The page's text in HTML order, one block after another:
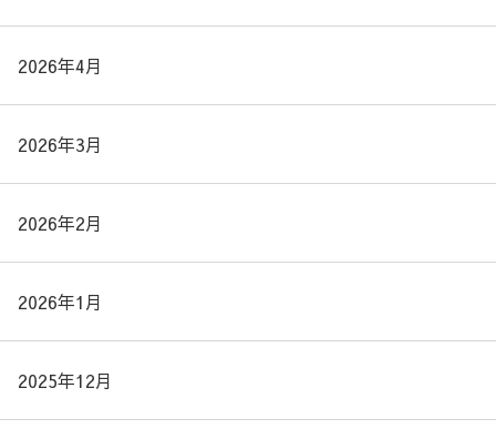
2026年4月
2026年3月
2026年2月
2026年1月
2025年12月